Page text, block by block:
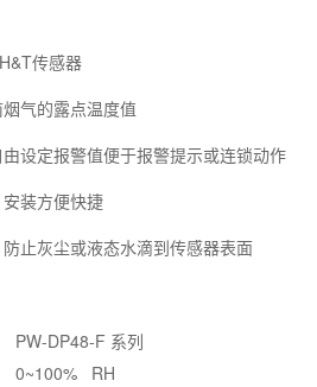
传感器
气的露点温度值
设定报警值便于报警提示或连锁动作
装方便快捷
止灰尘或液态水滴到传感器表面
PW-DP48-F 系列
0~100% RH